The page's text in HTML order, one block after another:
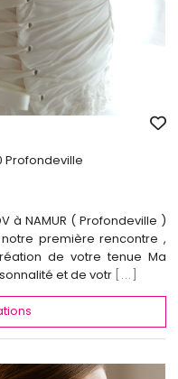
Profondeville
à NAMUR ( Profondeville )
notre première rencontre ,
de votre tenue Ma
et de votr [...]